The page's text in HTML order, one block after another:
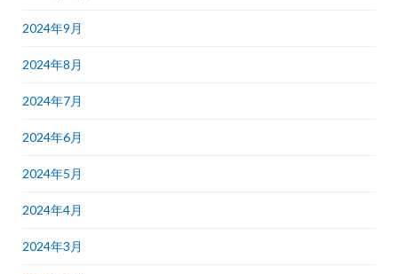
2024年9月
2024年8月
2024年7月
2024年6月
2024年5月
2024年4月
2024年3月